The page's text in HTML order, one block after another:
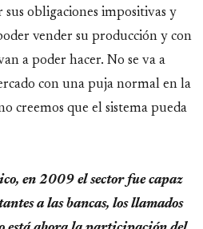
obligaciones impositivas y
vender su producción y con
a poder hacer. No se va a
con una puja normal en la
creemos que el sistema pueda
en 2009 el sector fue capaz
a las bancas, los llamados